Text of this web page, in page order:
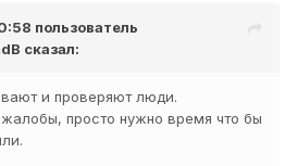
пользователь
сказал:
и проверяют люди.
просто нужно время что бы